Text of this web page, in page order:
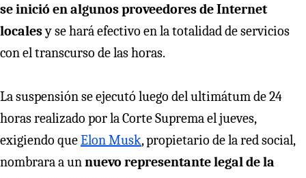
se inició en algunos proveedores de Internet
localesy se hará efectivo en la totalidad de servicios
con el transcurso de las horas.
La suspensión se ejecutó luego del ultimátum de 24
horas realizado por la Corte Suprema el jueves,
exigiendo queElon Musk, propietario de la red social,
nombrara a unnuevo representante legal de la